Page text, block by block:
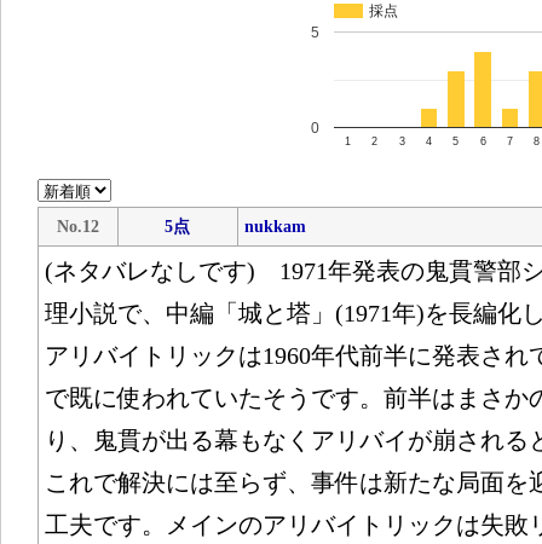
採点
1 2 3 4 5 6 7 8
0
5
No.12 5点 nukkam
(ネタバレなしです) 1971年発表の鬼貫警部
理小説で、中編「城と塔」(1971年)を長編化
アリバイトリックは1960年代前半に発表さ
で既に使われていたそうです。前半はまさか
り、鬼貫が出る幕もなくアリバイが崩される
これで解決には至らず、事件は新たな局面を
工夫です。メインのアリバイトリックは失敗